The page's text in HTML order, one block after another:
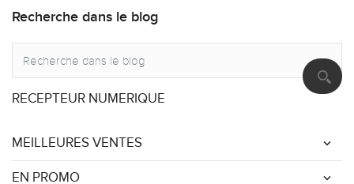
Recherche dans le blog
RECEPTEUR NUMERIQUE
MEILLEURES VENTES
EN PROMO